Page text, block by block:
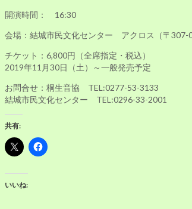
開演時間： 16:30
会場：結城市民文化センター アクロス（〒307-
チケット：6,800円（全席指定・税込）
2019年11月30日（土）～一般発売予定
お問合せ：桐生音協 TEL:0277-53-3133
結城市民文化センター TEL:0296-33-2001
共有:
いいね: